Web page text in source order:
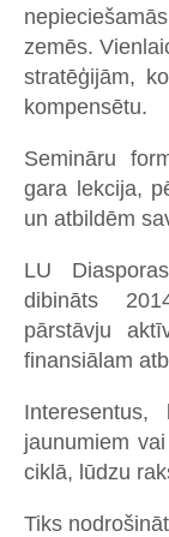
zemēs.
stratēģijām,
kompensētu.
Semināru
gara lekcija,
un atbildēm
LU
dibināts
pārstāvju
finansiālam
jaunumiem
ciklā, lūdzu
Tiks